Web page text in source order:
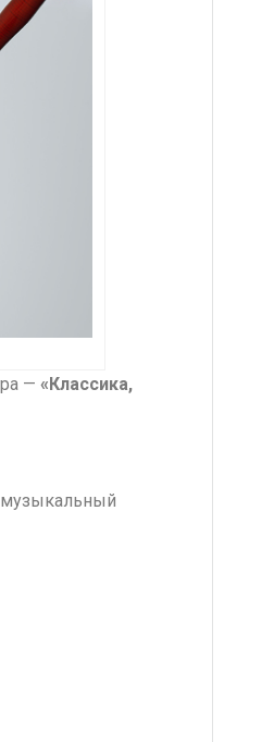
— «Классика,
музыкальный